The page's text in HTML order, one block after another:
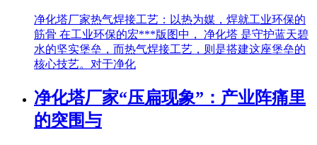
净化塔厂家热气焊接工艺：以热为媒，焊就工业环保的
筋骨 在工业环保的宏***版图中， 净化塔 是守护蓝天碧
水的坚实堡垒，而热气焊接工艺，则是搭建这座堡垒的
核心技艺。对于净化
净化塔厂家“压扁现象”：产业阵痛里
的突围与